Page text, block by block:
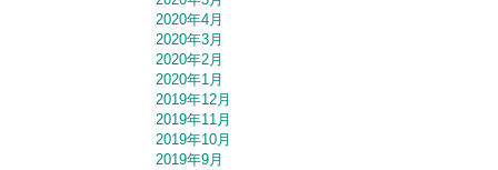
2020年4月
2020年3月
2020年2月
2020年1月
2019年12月
2019年11月
2019年10月
2019年9月